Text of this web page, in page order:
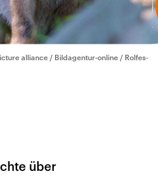
alliance / Bildagentur-online / Rolfes-
über